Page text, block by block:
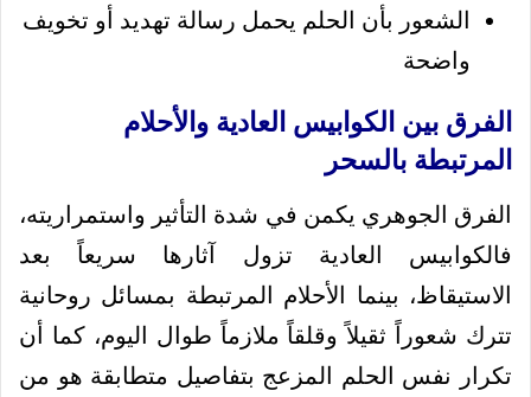
الشعور بأن الحلم يحمل رسالة تهديد أو تخويف
واضحة
الفرق بين الكوابيس العادية والأحلام
المرتبطة بالسحر
الفرق الجوهري يكمن في شدة التأثير واستمراريته،
فالكوابيس العادية تزول آثارها سريعاً بعد
الاستيقاظ، بينما الأحلام المرتبطة بمسائل روحانية
تترك شعوراً ثقيلاً وقلقاً ملازماً طوال اليوم، كما أن
تكرار نفس الحلم المزعج بتفاصيل متطابقة هو من